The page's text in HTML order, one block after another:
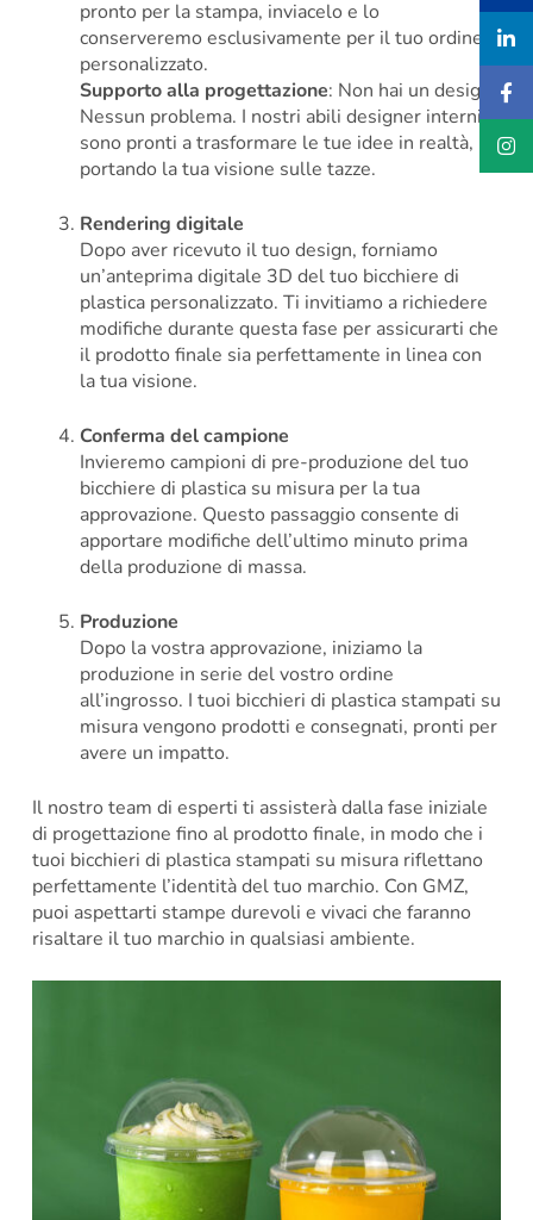
pronto per la stampa, inviacelo e lo
conserveremo esclusivamente per il tuo ordine
personalizzato.
Supporto alla progettazione: Non hai un design?
Nessun problema. I nostri abili designer interni
sono pronti a trasformare le tue idee in realtà,
portando la tua visione sulle tazze.
Rendering digitale
Dopo aver ricevuto il tuo design, forniamo
un’anteprima digitale 3D del tuo bicchiere di
plastica personalizzato. Ti invitiamo a richiedere
modifiche durante questa fase per assicurarti che
il prodotto finale sia perfettamente in linea con
la tua visione.
Conferma del campione
Invieremo campioni di pre-produzione del tuo
bicchiere di plastica su misura per la tua
approvazione. Questo passaggio consente di
apportare modifiche dell’ultimo minuto prima
della produzione di massa.
Produzione
Dopo la vostra approvazione, iniziamo la
produzione in serie del vostro ordine
all’ingrosso. I tuoi bicchieri di plastica stampati su
misura vengono prodotti e consegnati, pronti per
avere un impatto.
Il nostro team di esperti ti assisterà dalla fase iniziale
di progettazione fino al prodotto finale, in modo che i
tuoi bicchieri di plastica stampati su misura riflettano
perfettamente l’identità del tuo marchio. Con GMZ,
puoi aspettarti stampe durevoli e vivaci che faranno
risaltare il tuo marchio in qualsiasi ambiente.